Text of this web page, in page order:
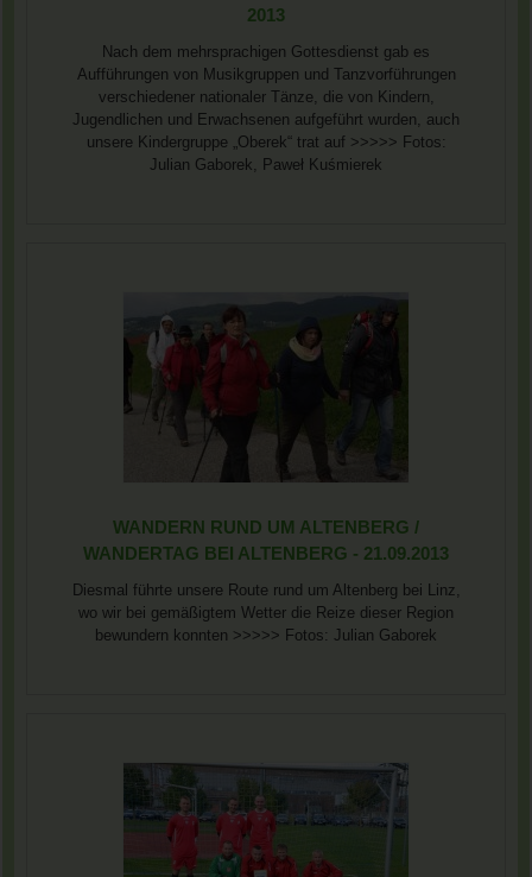
2013
Nach dem mehrsprachigen Gottesdienst gab es
Aufführungen von Musikgruppen und Tanzvorführungen
verschiedener nationaler Tänze, die von Kindern,
Jugendlichen und Erwachsenen aufgeführt wurden, auch
unsere Kindergruppe „Oberek“ trat auf >>>>> Fotos:
Julian Gaborek, Paweł Kuśmierek
WANDERN RUND UM ALTENBERG /
WANDERTAG BEI ALTENBERG - 21.09.2013
Diesmal führte unsere Route rund um Altenberg bei Linz,
wo wir bei gemäßigtem Wetter die Reize dieser Region
bewundern konnten >>>>> Fotos: Julian Gaborek